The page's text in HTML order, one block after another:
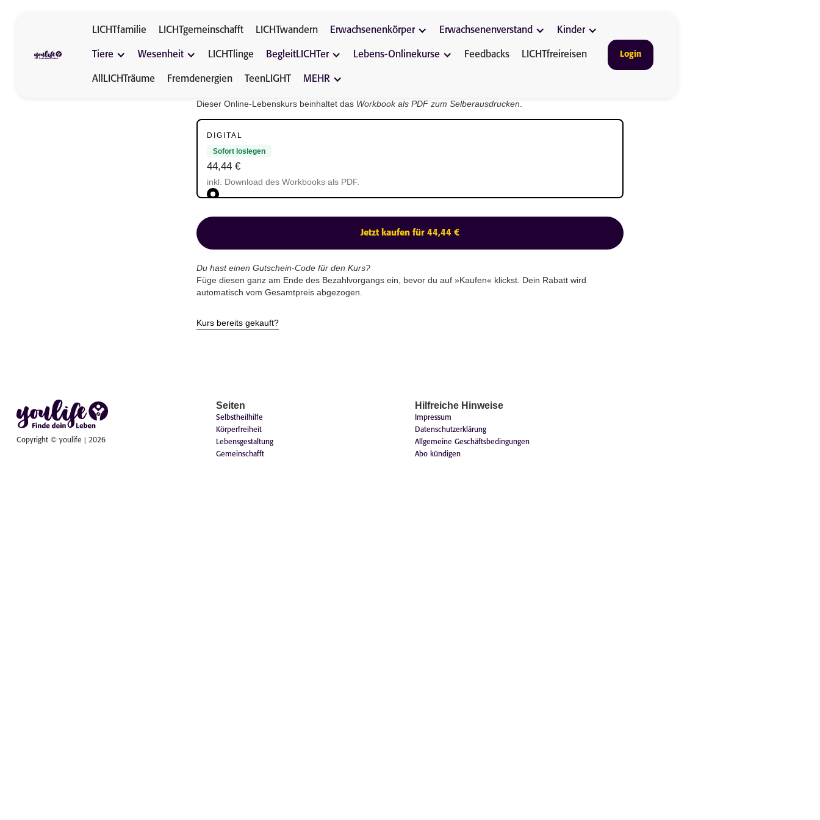
LICHTfamilie LICHTgemeinschafft LICHTwandern Erwachsenenkörper Erwachsenenverstand Kinder
Tiere Wesenheit LICHTlinge BegleitLICHTer Lebens-Onlinekurse Feedbacks LICHTfreireisen
AllLICHTräume Fremdenergien TeenLIGHT MEHR
Login
Dieser Online-Lebenskurs beinhaltet das Workbook als PDF zum Selberausdrucken
DIGITAL
Sofort loslegen
44,44 €
inkl. Download des Workbooks als PDF.
Jetzt kaufen für 44,44 €
Du hast einen Gutschein-Code für den Kurs?
Füge diesen ganz am Ende des Bezahlvorgangs ein, bevor du auf »Kaufen« klickst. Dein Rabatt wird
automatisch vom Gesamtpreis abgezogen.
Kurs bereits gekauft?
Copyright © youlife | 2026
Seiten
Selbstheilhilfe
Körperfreiheit
Lebensgestaltung
Gemeinschafft
Hilfreiche Hinweise
Impressum
Datenschutzerklärung
Allgemeine Geschäftsbedingungen
Abo kündigen